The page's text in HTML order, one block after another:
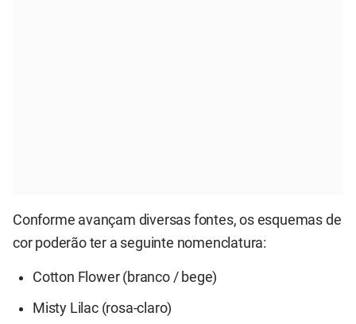
Conforme avançam diversas fontes, os esquemas de
cor poderão ter a seguinte nomenclatura:
Cotton Flower (branco / bege)
Misty Lilac (rosa-claro)